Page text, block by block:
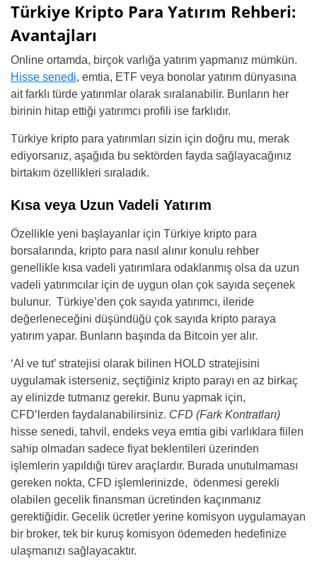
Türkiye Kripto Para Yatırım Rehberi:
Avantajları
Online ortamda, birçok varlığa yatırım yapmanız mümkün.
Hisse senedi, emtia, ETF veya bonolar yatırım dünyasına
ait farklı türde yatırımlar olarak sıralanabilir. Bunların her
birinin hitap ettiği yatırımcı profili ise farklıdır.
Türkiye kripto para yatırımları sizin için doğru mu, merak
ediyorsanız, aşağıda bu sektörden fayda sağlayacağınız
birtakım özellikleri sıraladık.
Kısa veya Uzun Vadeli Yatırım
Özellikle yeni başlayanlar için Türkiye kripto para
borsalarında, kripto para nasıl alınır konulu rehber
genellikle kısa vadeli yatırımlara odaklanmış olsa da uzun
vadeli yatırımcılar için de uygun olan çok sayıda seçenek
bulunur. Türkiye’den çok sayıda yatırımcı, ileride
değerleneceğini düşündüğü çok sayıda kripto paraya
yatırım yapar. Bunların başında da Bitcoin yer alır.
‘Al ve tut’ stratejisi olarak bilinen HOLD stratejisini
uygulamak isterseniz, seçtiğiniz kripto parayı en az birkaç
ay elinizde tutmanız gerekir. Bunu yapmak için,
CFD’lerden faydalanabilirsiniz. CFD (Fark Kontratları)
hisse senedi, tahvil, endeks veya emtia gibi varlıklara fiilen
sahip olmadan sadece fiyat beklentileri üzerinden
işlemlerin yapıldığı türev araçlardır. Burada unutulmaması
gereken nokta, CFD işlemlerinizde, ödenmesi gerekli
olabilen gecelik finansman ücretinden kaçınmanız
gerektiğidir. Gecelik ücretler yerine komisyon uygulamayan
bir broker, tek bir kuruş komisyon ödemeden hedefinize
ulaşmanızı sağlayacaktır.